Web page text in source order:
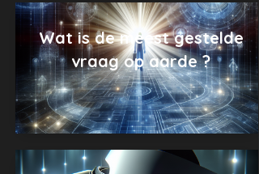
Wat is de meest gestelde
vraag op aarde ?